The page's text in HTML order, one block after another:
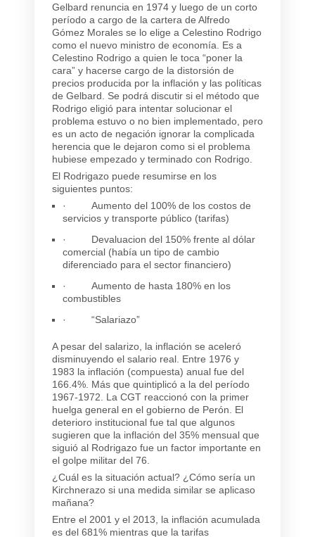
Gelbard renuncia en 1974 y luego de un corto
período a cargo de la cartera de Alfredo
Gómez Morales se lo elige a Celestino Rodrigo
como el nuevo ministro de economía. Es a
Celestino Rodrigo a quien le toca “poner la
cara” y hacerse cargo de la distorsión de
precios producida por la inflación y las políticas
de Gelbard. Se podrá discutir si el método que
Rodrigo eligió para intentar solucionar el
problema estuvo o no bien implementado, pero
es un acto de negación ignorar la complicada
herencia que le dejaron como si el problema
hubiese empezado y terminado con Rodrigo.
El Rodrigazo puede resumirse en los
siguientes puntos:
· Aumento del 100% de los costos de
servicios y transporte público (tarifas)
· Devaluacion del 150% frente al dólar
comercial (había un tipo de cambio
diferenciado para el sector financiero)
· Aumento de hasta 180% en los
combustibles
· “Salariazo”
A pesar del salarizo, la inflación se aceleró
disminuyendo el salario real. Entre 1976 y
1983 la inflación (compuesta) anual fue del
166.4%. Más que quintiplicó a la del período
1967-1972. La CGT reaccionó con la primer
huelga general en el gobierno de Perón. El
deterioro institucional fue tal que algunos
sugieren que la inflación del 35% mensual que
siguió al Rodrigazo fue un factor importante en
el golpe militar del 76.
¿Cuál es la situación actual? ¿Cómo sería un
Kirchnerazo si una medida similar se aplicaso
mañana?
Entre el 2001 y el 2013, la inflación acumulada
es del 681% mientras que la tarifas